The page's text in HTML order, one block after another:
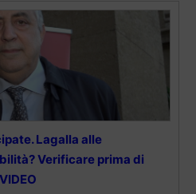
Lagalla alle
Verificare prima di